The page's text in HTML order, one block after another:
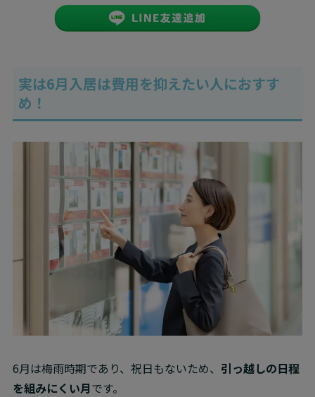
実は6月入居は費用を抑えたい人におすす
め！
6月は梅雨時期であり、祝日もないため、 引っ越しの日程
を組みにくい月です。